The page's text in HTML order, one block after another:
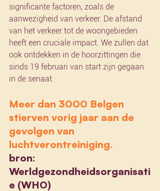
significante factoren, zoals de
aanwezigheid van verkeer. De afstand
van het verkeer tot de woongebieden
heeft een cruciale impact. We zullen dat
ook ontdekken in de hoorzittingen die
sinds 19 februari van start zijn gegaan
in de senaat.
​Meer dan 3000 Belgen
stierven vorig jaar aan de
gevolgen van
luchtverontreiniging.
bron:
Werldgezondheidsorganisati
e (WHO)